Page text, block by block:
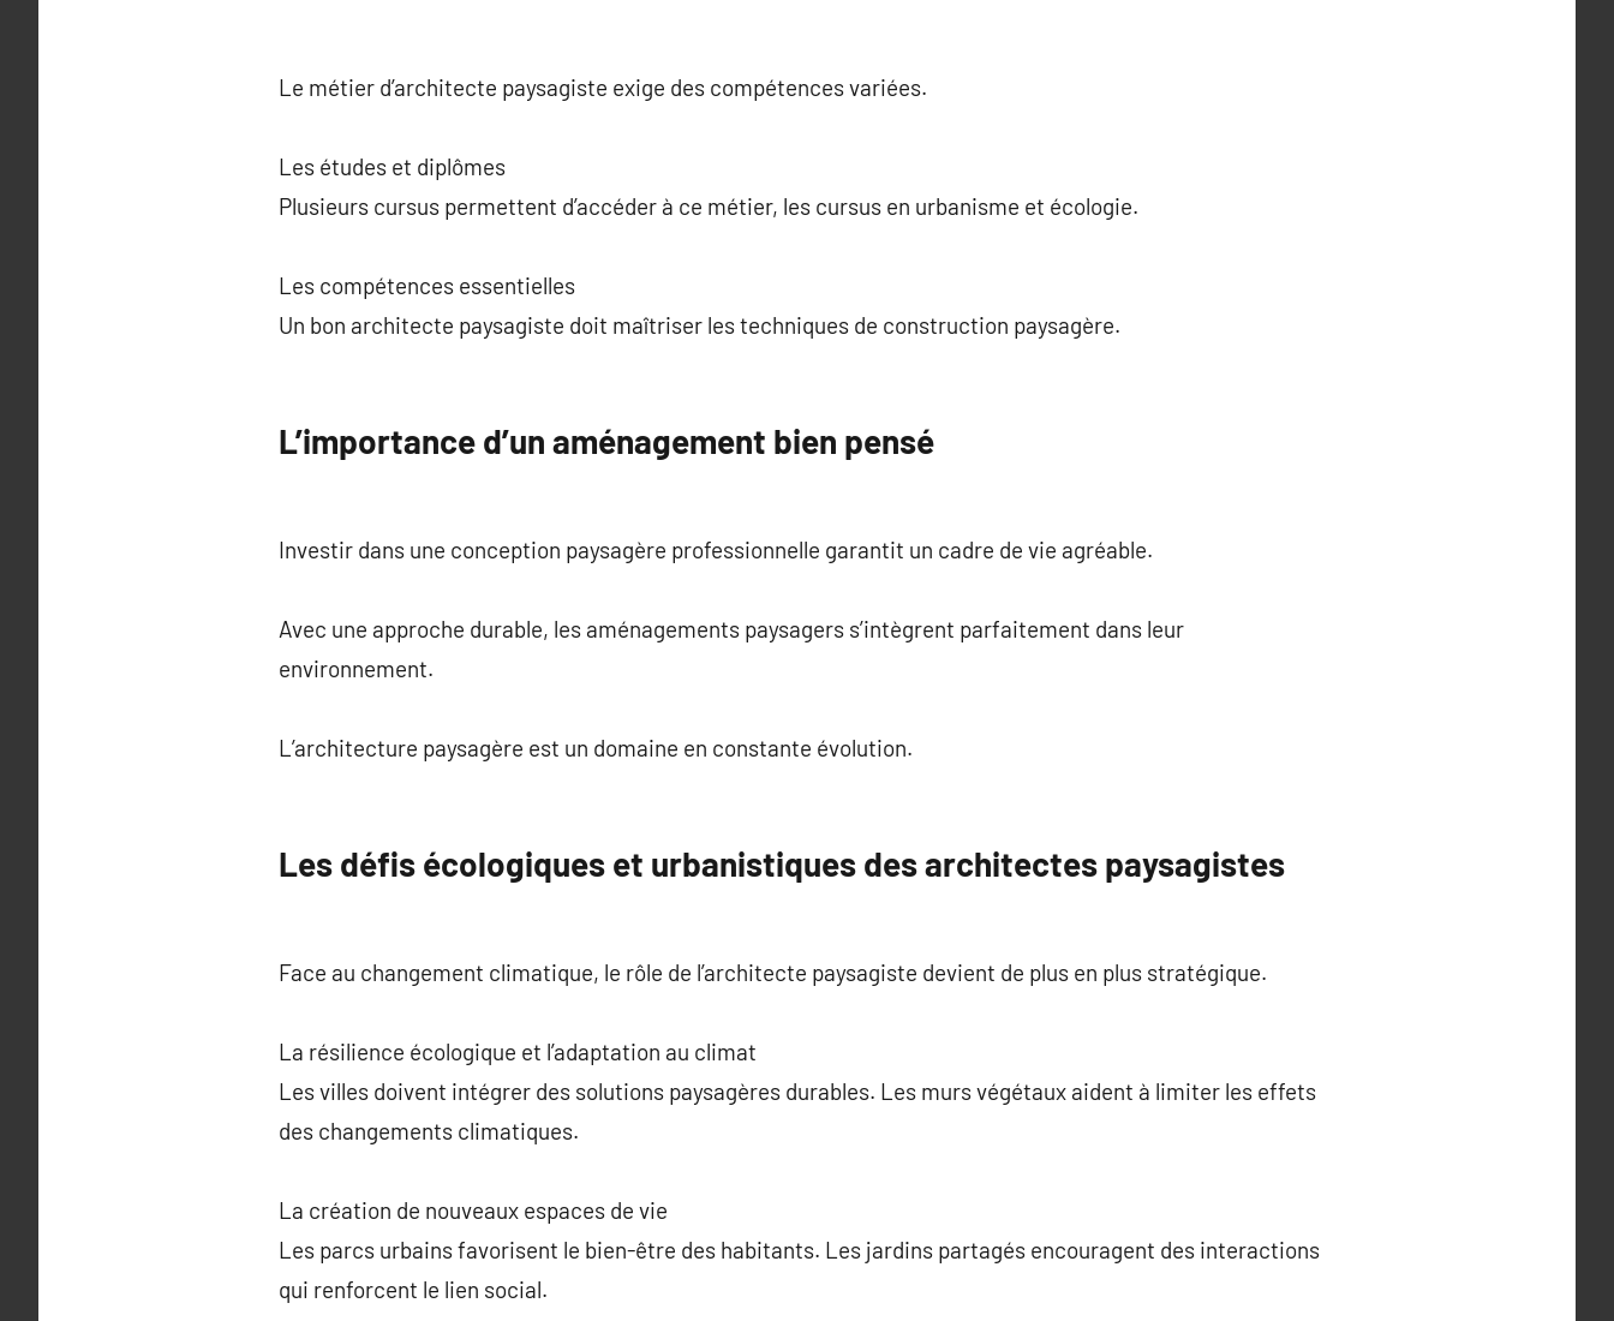
Le métier d’architecte paysagiste exige des compétences variées.
Les études et diplômes
Plusieurs cursus permettent d’accéder à ce métier, les cursus en urbanisme et écologie.
Les compétences essentielles
Un bon architecte paysagiste doit maîtriser les techniques de construction paysagère.
L’importance d’un aménagement bien pensé
Investir dans une conception paysagère professionnelle garantit un cadre de vie agréable.
Avec une approche durable, les aménagements paysagers s’intègrent parfaitement dans leur
environnement.
L’architecture paysagère est un domaine en constante évolution.
Les défis écologiques et urbanistiques des architectes paysagistes
Face au changement climatique, le rôle de l’architecte paysagiste devient de plus en plus stratégique.
La résilience écologique et l’adaptation au climat
Les villes doivent intégrer des solutions paysagères durables. Les murs végétaux aident à limiter les effets
des changements climatiques.
La création de nouveaux espaces de vie
Les parcs urbains favorisent le bien-être des habitants. Les jardins partagés encouragent des interactions
qui renforcent le lien social.